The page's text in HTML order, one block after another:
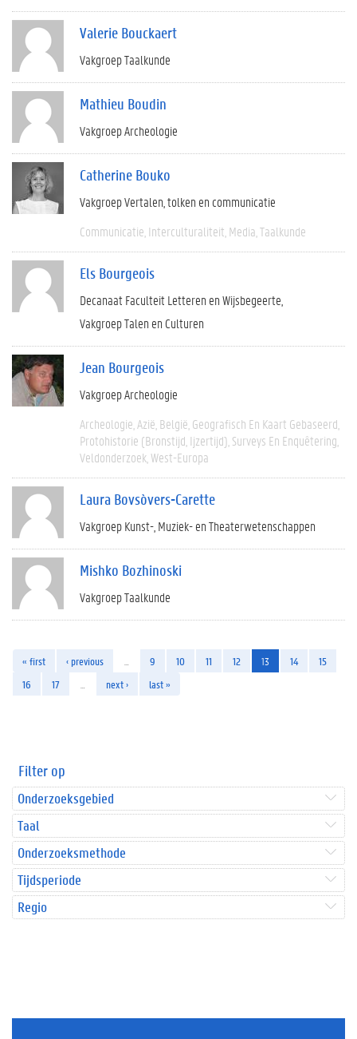
Valerie Bouckaert
Vakgroep Taalkunde
Mathieu Boudin
Vakgroep Archeologie
Catherine Bouko
Vakgroep Vertalen, tolken en communicatie
Communicatie Interculturaliteit Media Taalkunde
Els Bourgeois
Decanaat Faculteit Letteren en Wijsbegeerte
Vakgroep Talen en Culturen
Jean Bourgeois
Vakgroep Archeologie
Archeologie Azië België Geografisch En Kaart Gebaseerd
Protohistorie (bronstijd, Ijzertijd) Surveys En Enquêtering
Veldonderzoek West-Europa
Laura Bovsòvers-Carette
Vakgroep Kunst-, Muziek- en Theaterwetenschappen
Mishko Bozhinoski
Vakgroep Taalkunde
« first ‹ previous 9 10 11 12 13 14
15
16
17 next › last »
Filter op
Onderzoeksgebied
Taal
Onderzoeksmethode
Tijdsperiode
Regio